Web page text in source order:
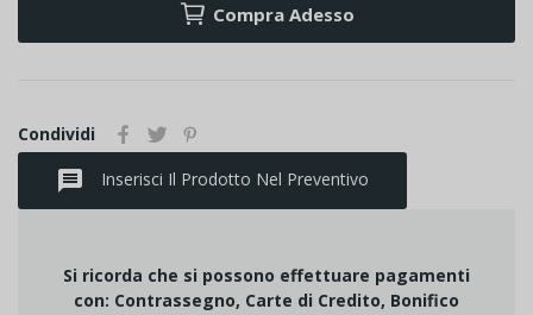
Compra Adesso
Condividi
message Inserisci Il Prodotto Nel Preventivo
Si ricorda che si possono effettuare pagamenti
con: Contrassegno, Carte di Credito, Bonifico